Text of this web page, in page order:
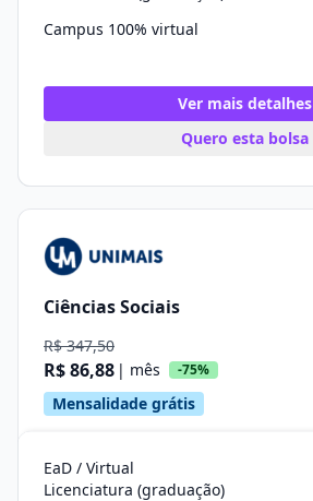
Campus 100% virtual
Ver mais detalhes
Quero esta bolsa
Ciências Sociais
R$ 347,50
R$ 86,88 | mês -75%
Mensalidade grátis
EaD / Virtual
Licenciatura (graduação)